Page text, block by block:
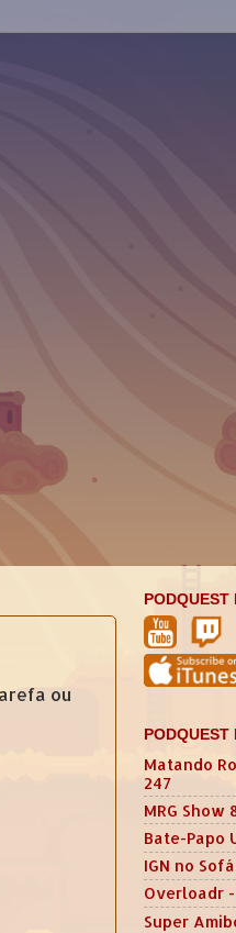
ou
PODQUEST
PODQUEST
Matando
247
MRG Show
Bate-Papo
IGN no Sofá
Overloadr
Super